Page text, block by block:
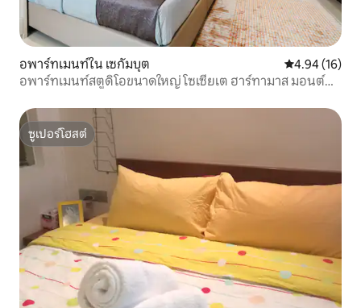
อพาร์ทเมนท์ใน เซกัมบุต คะแนนเฉลี่ย
4.94 (16)
อพาร์ทเมนท์สตูดิโอขนาดใหญ่ โซเซียเต ฮาร์ทามาส มอนต์
ซูเปอร์โฮสต์
ซูเปอร์โฮสต์